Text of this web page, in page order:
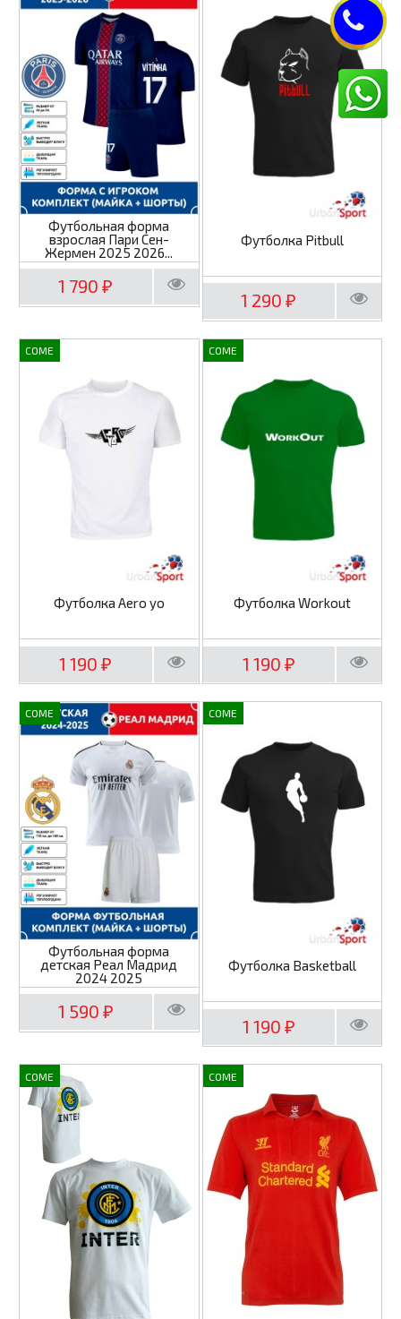
Футбольная форма
взрослая Пари Сен-
Жермен 2025 2026...
1 790₽
Футболка Pitbull
1 290₽
COME
Футболка Aero yo
1 190₽
COME
Футболка Workout
1 190 ₽
COME
Футбольная форма
детская Реал Мадрид
2024 2025
1 590 ₽
COME
Футболка Basketball
1 190 ₽
COME COME